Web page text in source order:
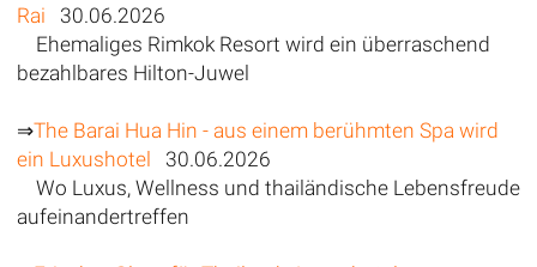
Rai 30.06.2026
Ehemaliges Rimkok Resort wird ein überraschend
bezahlbares Hilton-Juwel
⇒The Barai Hua Hin - aus einem berühmten Spa wird
ein Luxushotel 30.06.2026
Wo Luxus, Wellness und thailändische Lebensfreude
aufeinandertreffen